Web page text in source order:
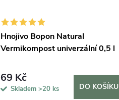
Hnojivo Bopon Natural
Vermikompost univerzální 0,5 l
69 Kč
Skladem >20 ks DO KOŠÍKU